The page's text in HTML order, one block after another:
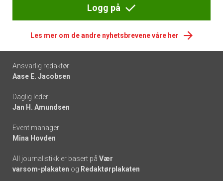
Logg på
Les mer om de andre nyhetsbrevene våre her
Footer
-
links
Ansvarlig redaktør:
Aase E. Jacobsen
Daglig leder:
Jan H. Amundsen
Event manager:
Mina Hovden
All journalistikk er basert på Vær
varsom-plakaten og Redaktørplakaten